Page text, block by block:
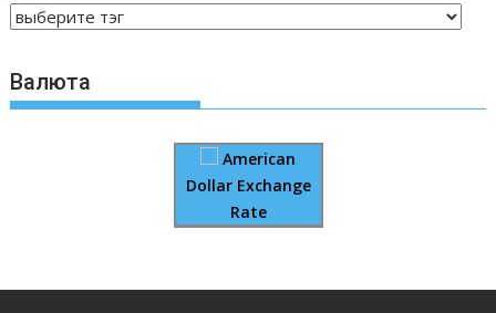
Валюта
American
Dollar Exchange
Rate